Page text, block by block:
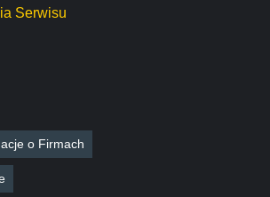
Serwisu
o Firmach